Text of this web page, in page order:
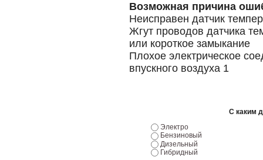
Возможная причина
Неисправен датчик
Жгут проводов датчика
или короткое замыкание
Плохое электрическое
впускного воздуха 1
С каким
Электро
Бензиновый
Дизельный
Гибридный